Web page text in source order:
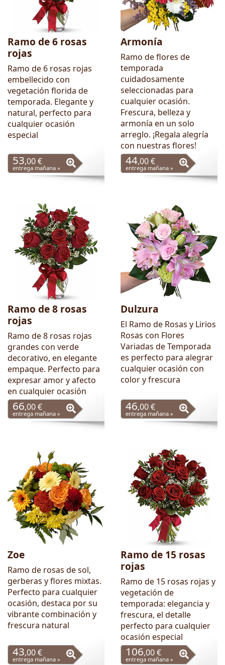
Ramo de 6 rosas
rojas
Ramo de 6 rosas rojas
embellecido con
vegetación florida de
temporada. Elegante y
natural, perfecto para
cualquier ocasión
especial
53,00 €
entrega mañana »
Armonía
Ramo de flores de
temporada
cuidadosamente
seleccionadas para
cualquier ocasión.
Frescura, belleza y
armonía en un solo
arreglo. ¡Regala alegría
con nuestras flores!
44,00 €
entrega mañana »
Ramo de 8 rosas
rojas
Ramo de 8 rosas rojas
grandes con verde
decorativo, en elegante
empaque. Perfecto para
expresar amor y afecto
en cualquier ocasión
66,00 €
entrega mañana »
Dulzura
El Ramo de Rosas y Lirios
Rosas con Flores
Variadas de Temporada
es perfecto para alegrar
cualquier ocasión con
color y frescura
46,00 €
entrega mañana »
Zoe
Ramo de rosas de sol,
gerberas y flores mixtas.
Perfecto para cualquier
ocasión, destaca por su
vibrante combinación y
frescura natural
43,00 €
entrega mañana »
Ramo de 15 rosas
rojas
Ramo de 15 rosas rojas y
vegetación de
temporada: elegancia y
frescura, el detalle
perfecto para cualquier
ocasión especial
106,00 €
entrega mañana »